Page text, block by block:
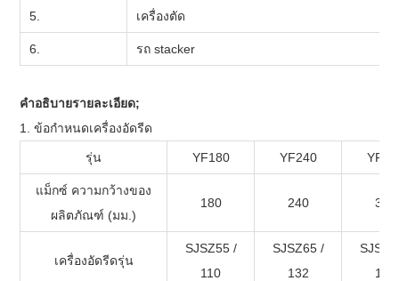
5. เครื่องตัด
6. รถ stacker
คำอธิบายรายละเอียด;
1. ข้อกำหนดเครื่องอัดรีด
รุ่น YF180 YF240
แม็กซ์ ความกว้างของ
ผลิตภัณฑ์ (มม.)
180 240 300
เครื่องอัดรีดรุ่น
SJSZ55 /
110
SJSZ65 /
132
132